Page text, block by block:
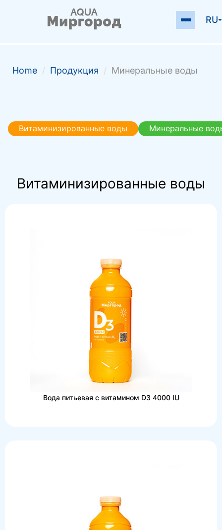
RU
Home / Продукция / Минеральные воды
Витаминизированные воды Минеральные
Витаминизированные воды
Вода питьевая с витамином D3 4000 IU